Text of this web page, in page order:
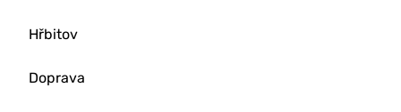
Hřbitov
Doprava